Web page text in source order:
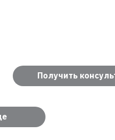
Получить